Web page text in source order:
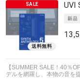
UVI
【SUMMER SALE！40％
デルを網羅し、本物の音を